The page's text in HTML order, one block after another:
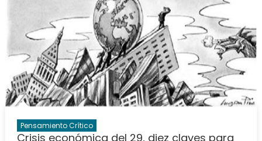
Pensamiento Crítico
Crisis económica del 29, diez claves para